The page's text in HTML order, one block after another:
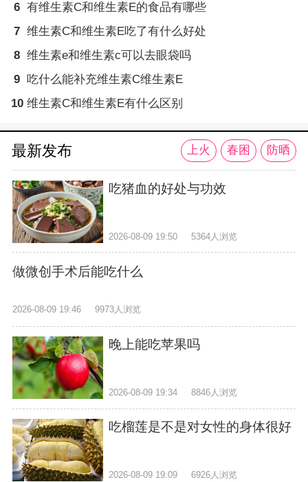
6 有维生素C和维生素E的食品有哪些
7 维生素C和维生素E吃了有什么好处
8 维生素e和维生素c可以去眼袋吗
9 吃什么能补充维生素C维生素E
10 维生素C和维生素E有什么区别
最新发布 上火 春困 防晒
吃猪血的好处与功效
2026-08-09 19:50 5364人浏览
做微创手术后能吃什么
2026-08-09 19:46 9973人浏览
晚上能吃苹果吗
2026-08-09 19:34 8846人浏览
吃榴莲是不是对女性的身体很好
2026-08-09 19:09 6926人浏览